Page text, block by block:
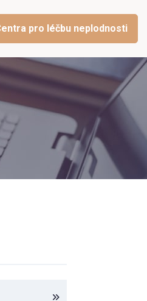
pro léčbu neplodnosti